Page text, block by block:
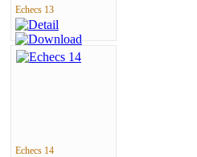
Echecs 13
Echecs 14